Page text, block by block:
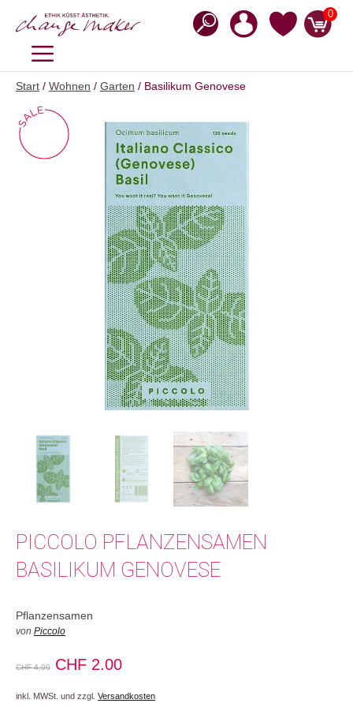
Inhalt
0
MENÜ
Start / Wohnen / Garten / Basilikum Genovese
PICCOLO PFLANZENSAMEN
BASILIKUM GENOVESE
Pflanzensamen
von Piccolo
CHF4.00
Ursprünglicher
CHF 2.00Aktueller
inkl. MWSt. und zzgl. Versandkosten